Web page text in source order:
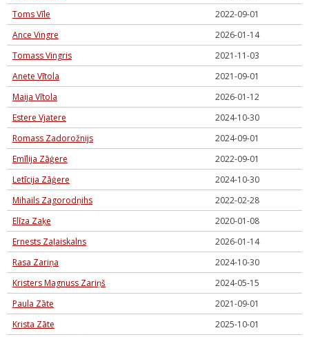
Toms Vīle
2022-09-01
Ance Vingre
2026-01-14
Tomass Vingris
2021-11-03
Anete Vītola
2021-09-01
Maija Vītola
2026-01-12
Estere Vjatere
2024-10-30
Romass Zadorožnijs
2024-09-01
Emīlija Zāģere
2022-09-01
Letīcija Zāģere
2024-10-30
Mihails Zagorodņihs
2022-02-28
Elīza Zaķe
2020-01-08
Ernests Zaļaiskalns
2026-01-14
Rasa Zariņa
2024-10-30
Kristers Magnuss Zariņš
2024-05-15
Paula Zāte
2021-09-01
Krista Zāte
2025-10-01